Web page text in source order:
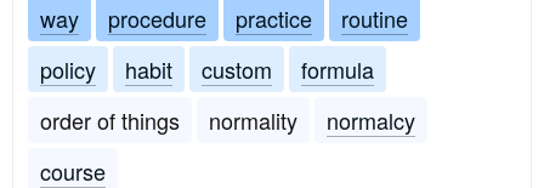
way
procedure practice
routine
policy
habit custom
formula
order of things
normality
normalcy
course